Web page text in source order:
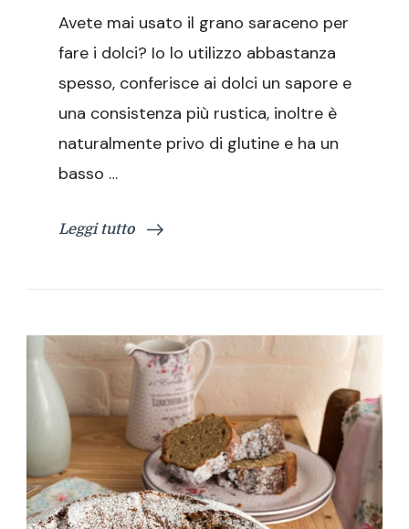
nocciole
saraceno
Avete mai usato il grano saraceno per
fare i dolci? Io lo utilizzo abbastanza
spesso, conferisce ai dolci un sapore e
una consistenza più rustica, inoltre è
naturalmente privo di glutine e ha un
basso …
Leggi tutto